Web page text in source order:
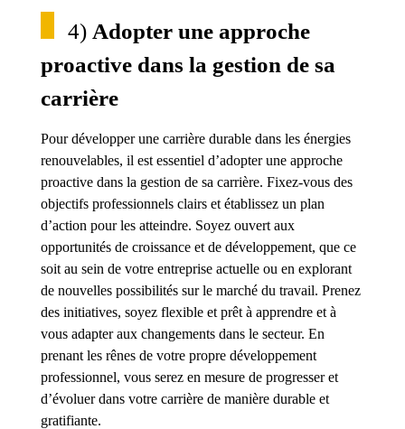
4) Adopter une approche
proactive dans la gestion de sa
carrière
Pour développer une carrière durable dans les énergies
renouvelables, il est essentiel d’adopter une approche
proactive dans la gestion de sa carrière. Fixez-vous des
objectifs professionnels clairs et établissez un plan
d’action pour les atteindre. Soyez ouvert aux
opportunités de croissance et de développement, que ce
soit au sein de votre entreprise actuelle ou en explorant
de nouvelles possibilités sur le marché du travail. Prenez
des initiatives, soyez flexible et prêt à apprendre et à
vous adapter aux changements dans le secteur. En
prenant les rênes de votre propre développement
professionnel, vous serez en mesure de progresser et
d’évoluer dans votre carrière de manière durable et
gratifiante.